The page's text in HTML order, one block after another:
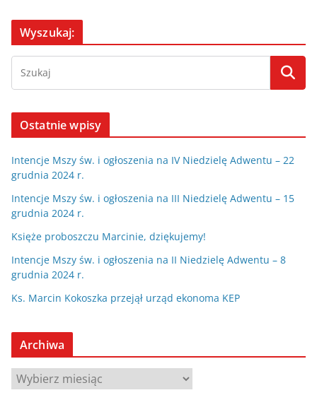
Wyszukaj:
Ostatnie wpisy
Intencje Mszy św. i ogłoszenia na IV Niedzielę Adwentu – 22
grudnia 2024 r.
Intencje Mszy św. i ogłoszenia na III Niedzielę Adwentu – 15
grudnia 2024 r.
Księże proboszczu Marcinie, dziękujemy!
Intencje Mszy św. i ogłoszenia na II Niedzielę Adwentu – 8
grudnia 2024 r.
Ks. Marcin Kokoszka przejął urząd ekonoma KEP
Archiwa
A